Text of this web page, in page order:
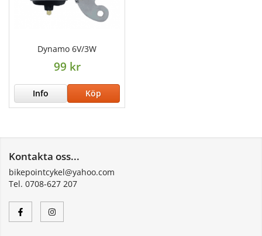
Dynamo 6V/3W
99 kr
Info Köp
Kontakta oss...
bikepointcykel@yahoo.com
Tel. 0708-627 207